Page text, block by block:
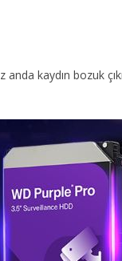
kaydın bozuk